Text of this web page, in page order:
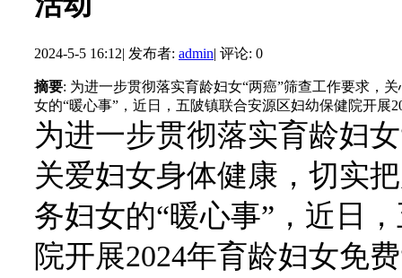
2024-5-5 16:12| 发布者: admin| 评论: 0
摘要: 为进一步贯彻落实育龄妇女“两癌”筛查工作要求，
女的“暖心事”，近日，五陂镇联合安源区妇幼保健院开展
为进一步贯彻落实育龄妇
关爱妇女身体健康，切实
务妇女的“暖心事”，近日
院开展2024年育龄妇女免